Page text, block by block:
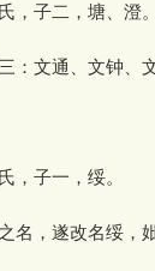
，子二，塘、澄
：文通、文钟、
，子一，绥。
名，遂改名绥，